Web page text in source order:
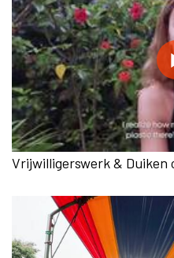
Vrijwilligerswerk & Duiken